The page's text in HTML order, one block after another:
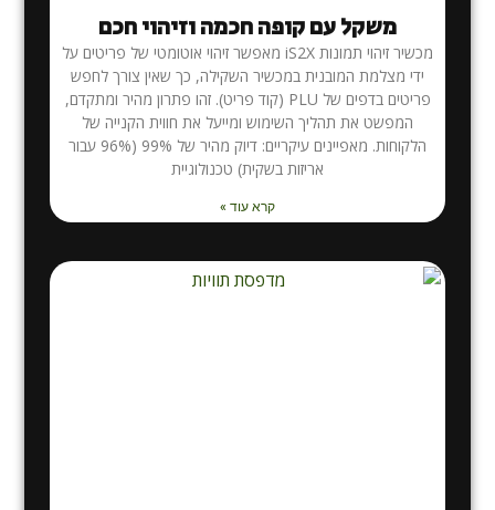
משקל עם קופה חכמה וזיהוי חכם
מכשיר זיהוי תמונות iS2X מאפשר זיהוי אוטומטי של פריטים על
ידי מצלמת המובנית במכשיר השקילה, כך שאין צורך לחפש
פריטים בדפים של PLU (קוד פריט). זהו פתרון מהיר ומתקדם,
המפשט את תהליך השימוש ומייעל את חווית הקנייה של
הלקוחות. מאפיינים עיקריים: דיוק מהיר של 99% (96% עבור
אריזות בשקית) טכנולוגיית
קרא עוד »